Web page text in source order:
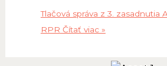
Tlačová správa z 3. zasadnutia
RPR Čítať viac »